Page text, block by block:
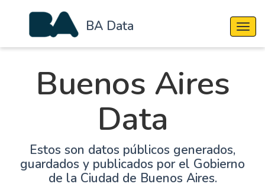
BA Data
Buenos Aires
Data
Estos son datos públicos generados,
guardados y publicados por el Gobierno
de la Ciudad de Buenos Aires.